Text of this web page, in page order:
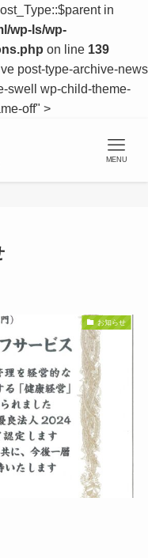
in
wp-ls/wp-
on line 139
post-type-archive-news
swell wp-child-theme-
off" >
MENU
お知らせ